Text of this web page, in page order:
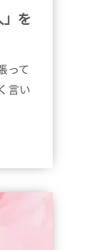
」を
って
言い